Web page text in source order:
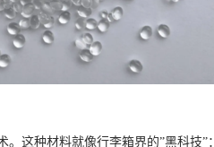
这种材料就像行李箱界的”黑科技”：